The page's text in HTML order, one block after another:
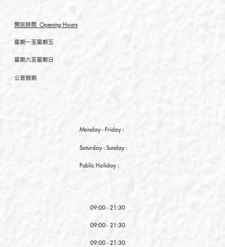
開放時間 Opening Hours
星期一至星期五
星期六至星期日
公眾假期
Monday - Friday :
Saturday- Sunday :
Public Holiday :
09:00 - 21:30
09:00 - 21:30
09:00 - 21:30